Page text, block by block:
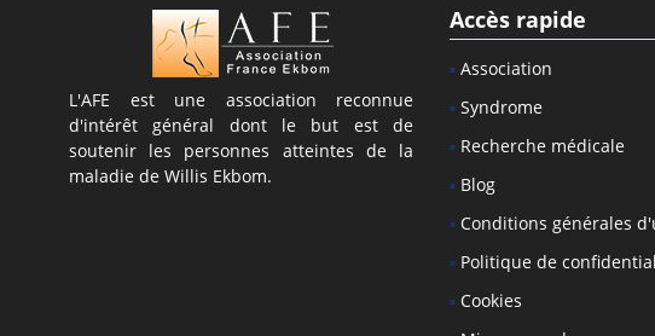
L'AFE est une association reconnue
d'intérêt général dont le but est de
soutenir les personnes atteintes de la
maladie de Willis Ekbom.
Accès rapide
Association
Syndrome
Recherche médicale
Blog
Conditions générales
Politique de
Cookies